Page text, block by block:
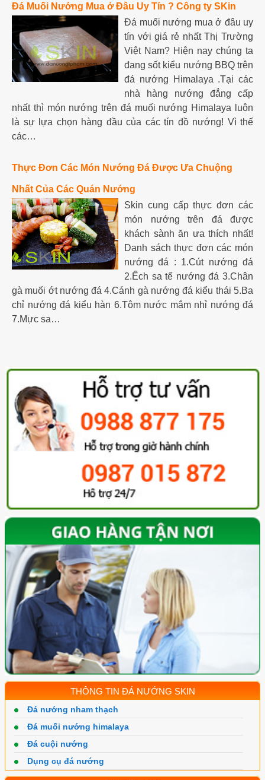
Đá Muối Nướng Mua ở Đâu Uy Tín ? Công ty SKin
Đá muối nướng mua ở đâu uy
tín với giá rẻ nhất Thị Trường
Việt Nam? Hiện nay chúng ta
đang sốt kiểu nướng BBQ trên
đá nướng Himalaya .Tại các
nhà hàng nướng đẳng cấp
nhất thì món nướng trên đá muối nướng Himalaya luôn
là sự lựa chọn hàng đầu của các tín đồ nướng! Vì thế
các…
Thực Đơn Các Món Nướng Đá Được Ưa Chuộng
Nhất Của Các Quán Nướng
Skin cung cấp thực đơn các
món nướng trên đá được
khách sành ăn ưa thích nhất!
Danh sách thực đơn các món
nướng đá : 1.Cút nướng đá
2.Ếch sa tế nướng đá 3.Chân
gà muối ớt nướng đá 4.Cánh gà nướng đá kiểu thái 5.Ba
chỉ nướng đá kiểu hàn 6.Tôm nước mắm nhỉ nướng đá
7.Mực sa…
THÔNG TIN ĐÁ NƯỚNG SKIN
Đá nướng nham thạch
Đá muối nướng himalaya
Đá cuội nướng
Dụng cụ đá nướng